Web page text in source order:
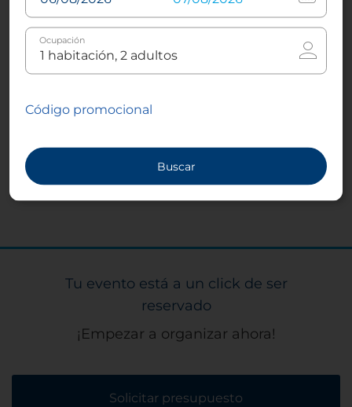
Servicios especiales para eventos
Nuestro hotel ofrece instalaciones para
el transporte de ida y vuelta al aeropuerto,
más. Comunícate con nosotros con
anticipación para aprovechar estos servicios.
Tu evento está a un click de ser
reservado
¡Empezar a organizar ahora!
Solicitar presupuesto
Ocupación
Código promocional
Buscar